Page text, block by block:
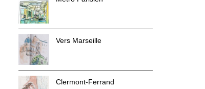
Vers Marseille
Clermont-Ferrand